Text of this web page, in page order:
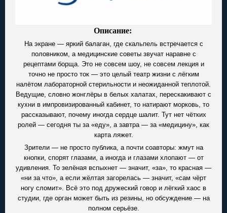
Описание:
На экране — яркий балаган, где скальпель встречается с
половником, а медицинские советы звучат наравне с
рецептами борща. Это не совсем шоу, не совсем лекция и
точно не просто ток — это целый театр жизни с лёгким
налётом лабораторной стерильности и неожиданной теплотой.
Ведущие, словно жонглёры в белых халатах, перескакивают с
кухни в импровизированный кабинет, то натирают морковь, то
рассказывают, почему иногда сердце шалит. Тут нет чётких
ролей — сегодня ты за «еду», а завтра — за «медицину», как
карта ляжет.
Зрители — не просто публика, а почти соавторы: жмут на
кнопки, спорят глазами, а иногда и глазами хлопают — от
удивления. То зелёная вспыхнет — значит, «за», то красная —
«ни за что», а если жёлтая загорелась — значит, «сам чёрт
ногу сломит». Всё это под дружеский говор и лёгкий хаос в
студии, где орган может быть из резины, но обсуждение — на
полном серьёзе.